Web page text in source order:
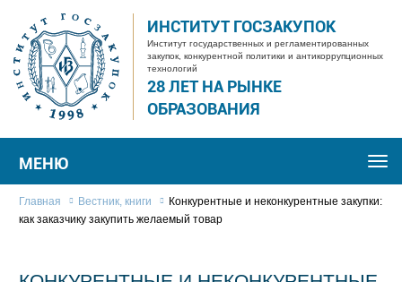
ИНСТИТУТ ГОСЗАКУПОК
Институт государственных и регламентированных
закупок, конкурентной политики и антикоррупционных
технологий
28 ЛЕТ НА РЫНКЕ
ОБРАЗОВАНИЯ
МЕНЮ
Главная Вестник, книги
Конкурентные и неконкурентные закупки:
как заказчику закупить желаемый товар